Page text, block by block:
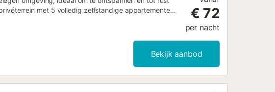
met 5 volledig zelfstandige appartementen;
de andere units. Het zwembad is exclusief voor
zich in een open deel van het terrein bevindt,
€ 72
per nacht
Bekijk aanbod